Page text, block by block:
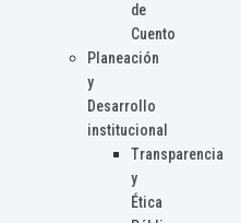
de
Cuento
Planeación
y
Desarrollo
institucional
Transparencia
y
Ética